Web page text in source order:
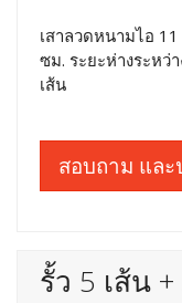
เสาลวดหนามไอ
ซม. ระยะห่างระหว่
เส้น
สอบถาม และ
รั้ว 5 เส้น